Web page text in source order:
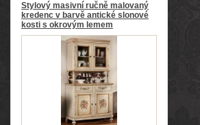
Stylový masivní ručně malovaný
kredenc v barvě antické slonové
kosti s okrovým lemem